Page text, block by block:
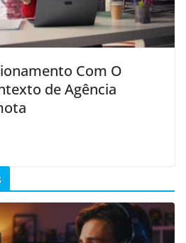
Com O
de Agência